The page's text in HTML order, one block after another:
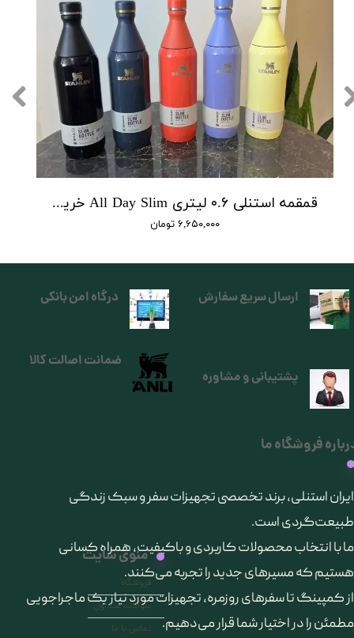
قمقمه استنلی ۰.۶ لیتری All Day Slim خرید شده از استنلی استور آمریکا
۶,۶۵۰,۰۰۰ تومان
ارسال سریع سفارش
فروشگاه ما
​ایران استنلی، برند تخصصی تجهیزات سفر و سبک زندگی
طبیعت‌گردی است.
ما با انتخاب محصولات کاربردی و باکیفیت، همراه کسانی
هستیم که مسیرهای جدید را تجربه می‌کنند.
از کمپینگ تا سفرهای روزمره، تجهیزات مورد نیاز یک ماجراجویی
مطمئن را در اختیار شما قرار می‌دهیم.
منوی سایت
فروشگاه
سوالات متداول
تماس با ما
درگاه امن بانکی
پشتیبانی و مشاوره
ضمانت اصالت کالا